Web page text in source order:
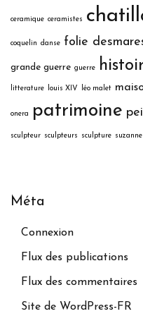
ceramique ceramistes
coquelin danse folie
grande guerre guerre
litterature louis XIV léo malet
onera patrimoine
sculpteur sculpteurs sculpture
Méta
Connexion
Flux des publications
Flux des commentaires
Site de WordPress-FR